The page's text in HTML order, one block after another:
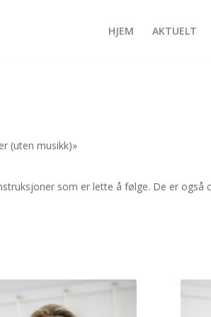
HJEM AKTUELT
(uten musikk)»
som er lette å følge. De er